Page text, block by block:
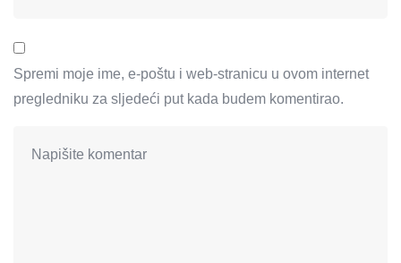
Spremi moje ime, e-poštu i web-stranicu u ovom internet
pregledniku za sljedeći put kada budem komentirao.